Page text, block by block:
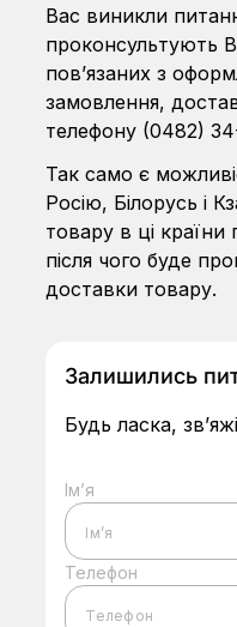
Вас виникли
проконсультують
пов’язаних з
замовлення,
телефону (0482)
Так само є
Росію, Білорусь і
товару в ці країни
після чого буде
доставки товару.
Залишились
Будь ласка,
Ім’я
Телефон